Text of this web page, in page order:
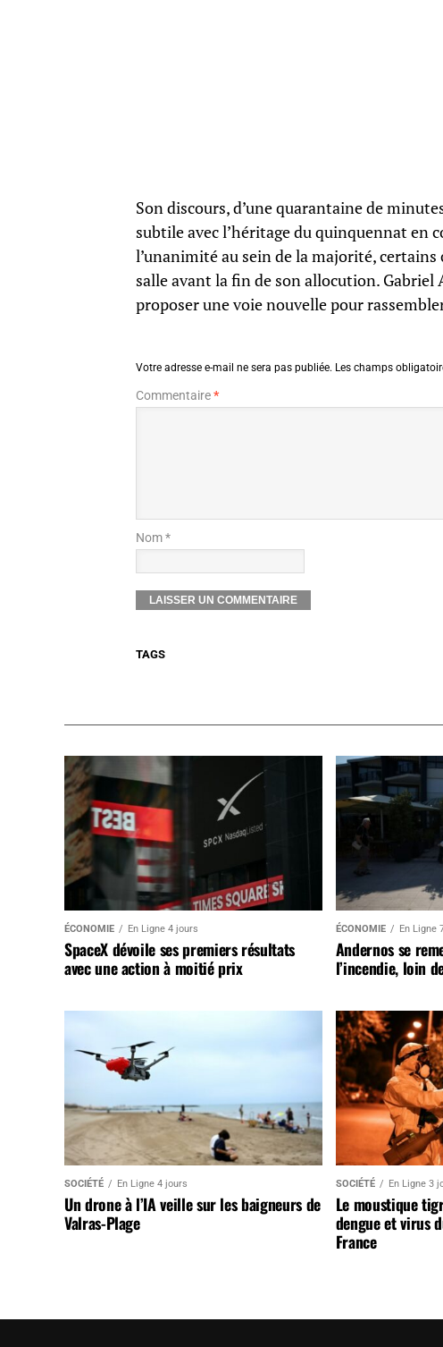
Son discours, d’une quarantaine de
subtile avec l’héritage du quinquennat en
l’unanimité au sein de la majorité,
salle avant la fin de son allocution.
proposer une voie nouvelle pour
Votre adresse e-mail ne sera pas publiée. Les champs
Commentaire*
Nom *
TAGS
ÉCONOMIE En Ligne 4 jours
SpaceX dévoile ses premiers résultats
avec une action à moitié prix
ÉCONOMIE En Ligne
Andernos se
l’incendie, loin
SOCIÉTÉ En Ligne 4 jours
Un drone à l’IA veille sur les baigneurs de
Valras-Plage
SOCIÉTÉ En Ligne 3
Le moustique
dengue et virus
France